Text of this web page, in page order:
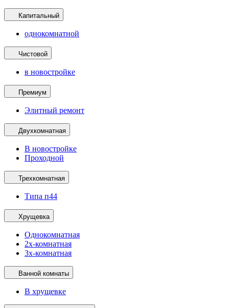
Капитальный
однокомнатной
Чистовой
в новостройке
Премиум
Элитный ремонт
Двухкомнатная
В новостройке
Проходной
Трехкомнатная
Типа п44
Хрущевка
Однокомнатная
2х-комнатная
3х-комнатная
Ванной комнаты
В хрущевке